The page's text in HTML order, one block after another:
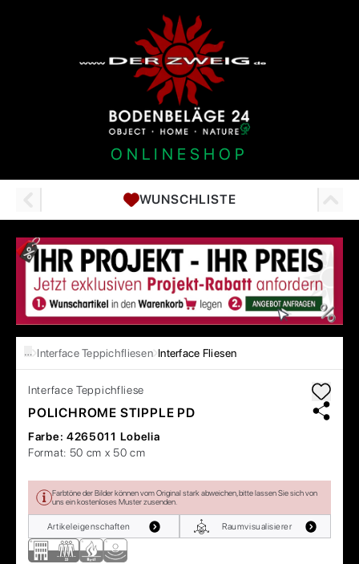
ONLINESHOP
WUNSCHLISTE
… Interface Teppichfliesen Interface Fliesen
Interface Teppichfliese
POLICHROME STIPPLE PD
Farbe: 4265011 Lobelia
Format: 50 cm x 50 cm
Farbtöne der Bilder können vom Original stark abweichen, bitte lassen Sie sich von
uns ein kostenloses Muster zusenden.
Artikeleigenschaften Raumvisualisierer